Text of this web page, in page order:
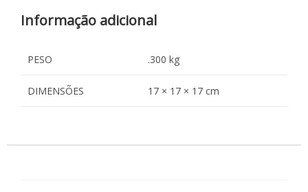
Informação adicional
PESO .300 kg
DIMENSÕES 17 × 17 × 17 cm